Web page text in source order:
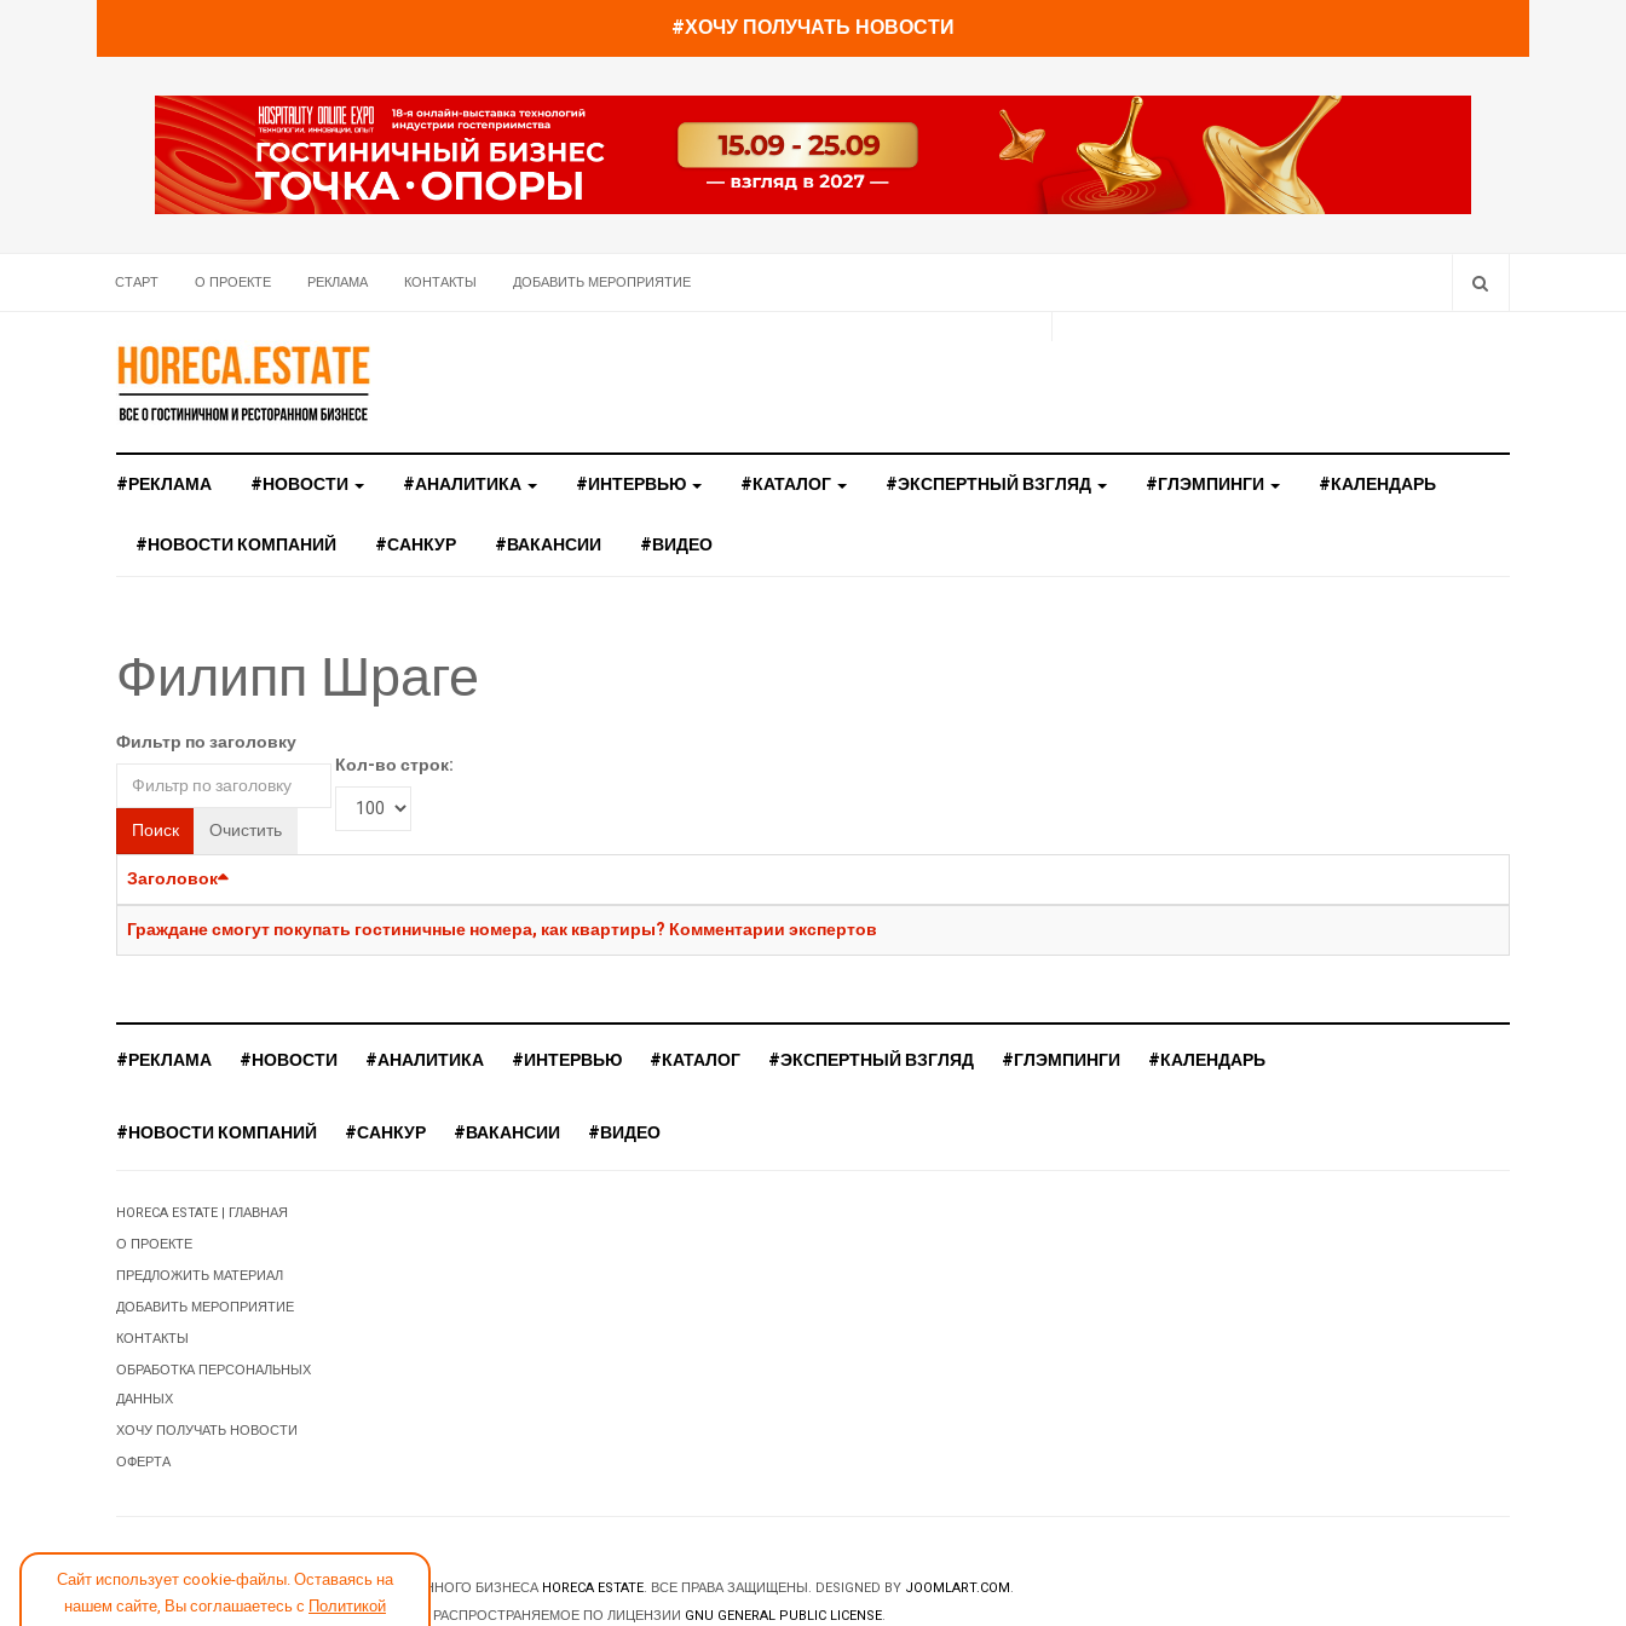
#ХОЧУ ПОЛУЧАТЬ НОВОСТИ
СТАРТ О ПРОЕКТЕ РЕКЛАМА КОНТАКТЫ ДОБАВИТЬ МЕРОПРИЯТИЕ
#РЕКЛАМА #НОВОСТИ #АНАЛИТИКА #ИНТЕРВЬЮ #КАТАЛОГ #ЭКСПЕРТНЫЙ ВЗГЛЯД #ГЛЭМПИНГИ #КАЛЕНДАРЬ
#НОВОСТИ КОМПАНИЙ #САНКУР #ВАКАНСИИ #ВИДЕО
Филипп Шраге
Фильтр по заголовку
Поиск Очистить
Кол-во строк:
Заголовок
Граждане смогут покупать гостиничные номера, как квартиры? Комментарии экспертов
Сайт использует cookie-файлы. Оставаясь на
нашем сайте, Вы соглашаетесь с Политикой
#РЕКЛАМА #НОВОСТИ #АНАЛИТИКА #ИНТЕРВЬЮ #КАТАЛОГ #ЭКСПЕРТНЫЙ ВЗГЛЯД #ГЛЭМПИНГИ #КАЛЕНДАРЬ
#НОВОСТИ КОМПАНИЙ #САНКУР #ВАКАНСИИ #ВИДЕО
HORECA ESTATE | ГЛАВНАЯ
О ПРОЕКТЕ
ПРЕДЛОЖИТЬ МАТЕРИАЛ
ДОБАВИТЬ МЕРОПРИЯТИЕ
КОНТАКТЫ
ОБРАБОТКА ПЕРСОНАЛЬНЫХ
ДАННЫХ
ХОЧУ ПОЛУЧАТЬ НОВОСТИ
ОФЕРТА
© 2026 НОВОСТИ ГОСТИНИЧНОГО И РЕСТОРАННОГО БИЗНЕСА HORECA ESTATE. ВСЕ ПРАВА ЗАЩИЩЕНЫ. DESIGNED BY JOOMLART.COM.
JOOMLA! CMS- ПРОГРАММНОЕ ОБЕСПЕЧЕНИЕ, РАСПРОСТРАНЯЕМОЕ ПО ЛИЦЕНЗИИ GNU GENERAL PUBLIC LICENSE.